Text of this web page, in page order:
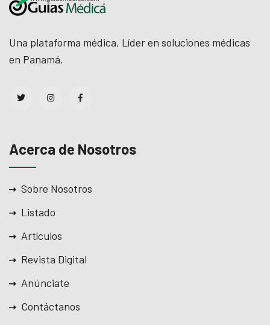
Una plataforma médica, Líder en soluciones médicas
en Panamá.
Acerca de Nosotros
Sobre Nosotros
Listado
Artículos
Revista Digital
Anúnciate
Contáctanos